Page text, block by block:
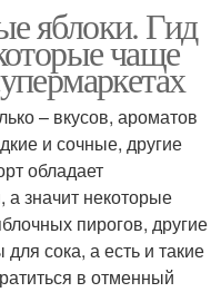
яблоки. Гид
чаще
– вкусов, ароматов
и сочные, другие
обладает
а значит некоторые
пирогов, другие
сока, а есть и такие
в отменный